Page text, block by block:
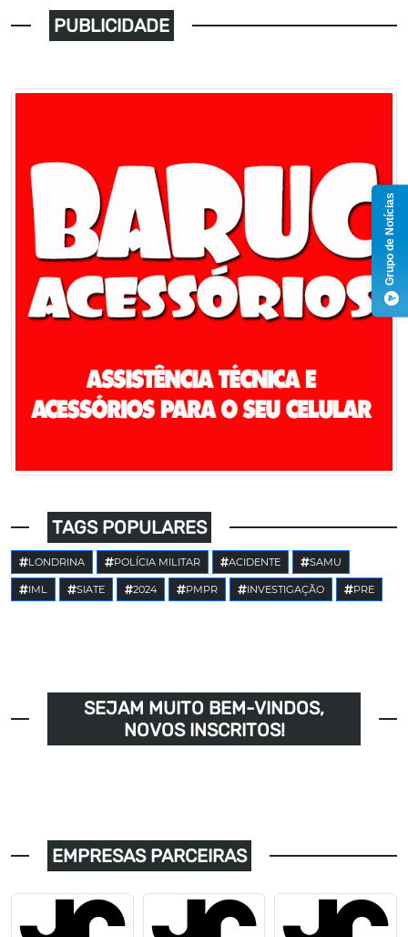
PUBLICIDADE
TAGS POPULARES
LONDRINA POLÍCIA MILITAR ACIDENTE SAMU
IML SIATE 2024 PMPR INVESTIGAÇÃO PRE
SEJAM MUITO BEM-VINDOS,
NOVOS INSCRITOS!
EMPRESAS PARCEIRAS
Grupo de Notícias